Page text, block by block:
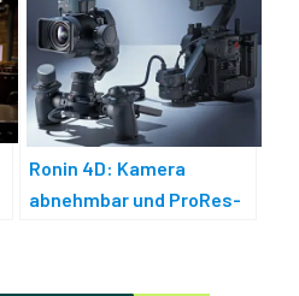
Ronin 4D: Kamera
abnehmbar und ProRes-